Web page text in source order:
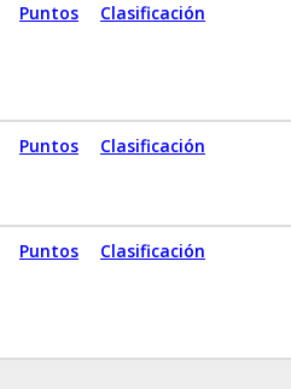
Puntos Clasificación
Puntos Clasificación
Puntos Clasificación